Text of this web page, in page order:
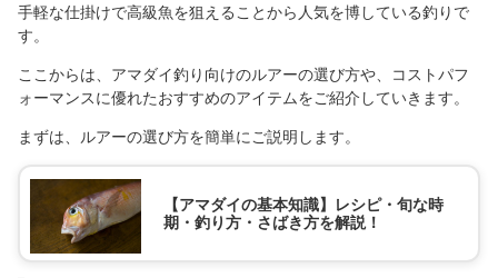
手軽な仕掛けで高級魚を狙えることから人気を博している釣りで
す。
ここからは、アマダイ釣り向けのルアーの選び方や、コストパフ
ォーマンスに優れたおすすめのアイテムをご紹介していきます。
まずは、ルアーの選び方を簡単にご説明します。
【アマダイの基本知識】レシピ・旬な時
期・釣り方・さばき方を解説！